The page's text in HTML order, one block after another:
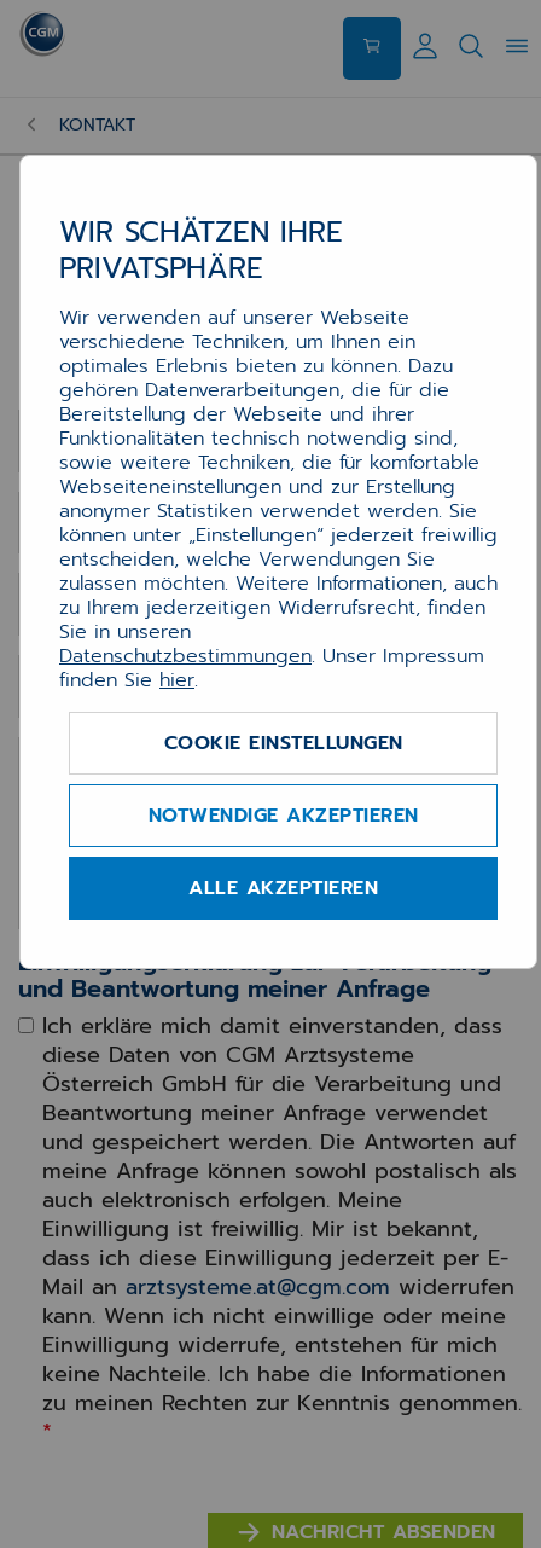
KONTAKT
Kontakt
Kontakt
Kontaktformular
E-Mail-Adresse*
Anrede
Vorname *
Nachname *
Nachricht*
Einwilligungserklärung zur Verarbeitung
und Beantwortung meiner Anfrage
Ich erkläre mich damit einverstanden, dass
diese Daten von CGM Arztsysteme
Österreich GmbH für die Verarbeitung und
Beantwortung meiner Anfrage verwendet
und gespeichert werden. Die Antworten auf
meine Anfrage können sowohl postalisch als
auch elektronisch erfolgen. Meine
Einwilligung ist freiwillig. Mir ist bekannt,
dass ich diese Einwilligung jederzeit per E-
Mail an arztsysteme.at@cgm.com widerrufen
kann. Wenn ich nicht einwillige oder meine
Einwilligung widerrufe, entstehen für mich
keine Nachteile. Ich habe die Informationen
zu meinen Rechten zur Kenntnis genommen.
*
NACHRICHT ABSENDEN
WIR SCHÄTZEN IHRE
PRIVATSPHÄRE
Wir verwenden auf unserer Webseite
verschiedene Techniken, um Ihnen ein
optimales Erlebnis bieten zu können. Dazu
gehören Datenverarbeitungen, die für die
Bereitstellung der Webseite und ihrer
Funktionalitäten technisch notwendig sind,
sowie weitere Techniken, die für komfortable
Webseiteneinstellungen und zur Erstellung
anonymer Statistiken verwendet werden. Sie
können unter „Einstellungen“ jederzeit freiwillig
entscheiden, welche Verwendungen Sie
zulassen möchten. Weitere Informationen, auch
zu Ihrem jederzeitigen Widerrufsrecht, finden
Sie in unseren
Datenschutzbestimmungen. Unser Impressum
finden Sie hier.
COOKIE EINSTELLUNGEN
NOTWENDIGE AKZEPTIEREN
ALLE AKZEPTIEREN